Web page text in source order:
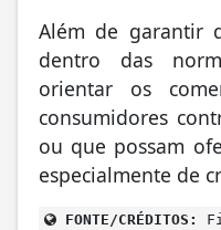
Além de garantir
dentro das
orientar os
consumidores
ou que possam
especialmente de
FONTE/CRÉDITOS: